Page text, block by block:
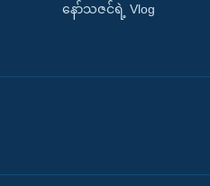
နော်သဇင်ရဲ့ Vlog